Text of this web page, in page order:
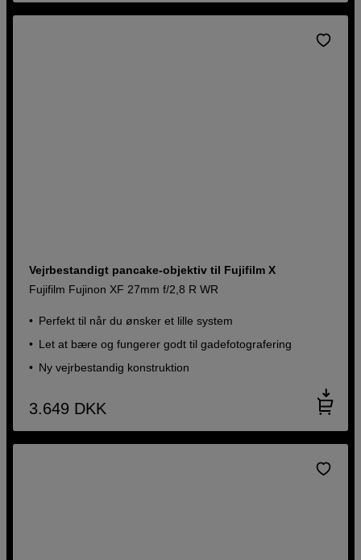
Vejrbestandigt pancake-objektiv til Fujifilm X
Fujifilm Fujinon XF 27mm f/2,8 R WR
Perfekt til når du ønsker et lille system
Let at bære og fungerer godt til gadefotografering
Ny vejrbestandig konstruktion
3.649 DKK